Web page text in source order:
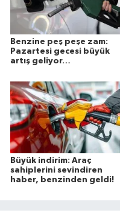
Benzine peş peşe zam:
Pazartesi gecesi büyük
artış geliyor…
Büyük indirim: Araç
sahiplerini sevindiren
haber, benzinden geldi!